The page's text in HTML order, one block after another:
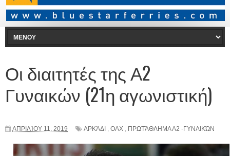
Οι διαιτητές της Α2
Γυναικών (21η αγωνιστική)
ΑΠΡΙΛΊΟΥ 11, 2019 ΑΡΚΆΔΙ , ΟΑΧ , ΠΡΩΤΆΘΛΗΜΑ Α2 -ΓΥΝΑΙΚΏΝ